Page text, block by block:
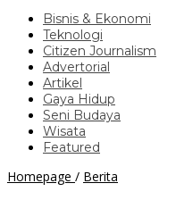
Bisnis & Ekonomi
Teknologi
Citizen Journalism
Advertorial
Artikel
Gaya Hidup
Seni Budaya
Wisata
Featured
Homepage / Berita